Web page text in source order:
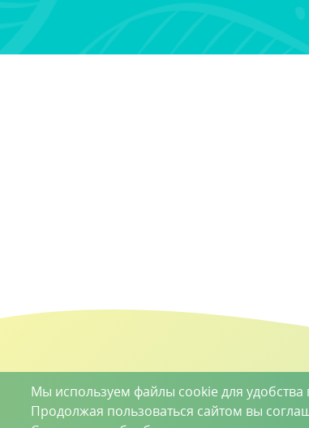
Мы используем файлы cookie для удобства
Продолжая пользоваться сайтом вы